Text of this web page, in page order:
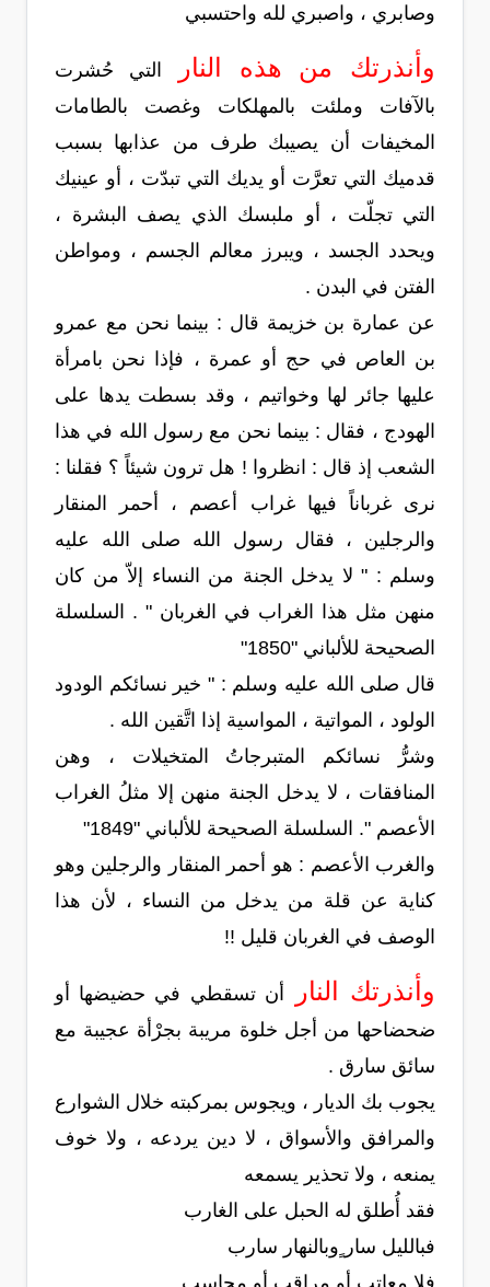
وصابري ، واصبري لله واحتسبي
وأنذرتك من هذه النار
التي حُشرت
بالآفات وملئت بالمهلكات وغصت بالطامات
المخيفات أن يصيبك طرف من عذابها بسبب
قدميك التي تعرَّت أو يديك التي تبدّت ، أو عينيك
التي تجلّت ، أو ملبسك الذي يصف البشرة ،
ويحدد الجسد ، ويبرز معالم الجسم ، ومواطن
الفتن في البدن .
عن عمارة بن خزيمة قال : بينما نحن مع عمرو
بن العاص في حج أو عمرة ، فإذا نحن بامرأة
عليها جائر لها وخواتيم ، وقد بسطت يدها على
الهودج ، فقال : بينما نحن مع رسول الله في هذا
الشعب إذ قال : انظروا ! هل ترون شيئاً ؟ فقلنا :
نرى غرباناً فيها غراب أعصم ، أحمر المنقار
والرجلين ، فقال رسول الله صلى الله عليه
وسلم : " لا يدخل الجنة من النساء إلاّ من كان
منهن مثل هذا الغراب في الغربان " . السلسلة
الصحيحة للألباني "1850"
قال صلى الله عليه وسلم : " خير نسائكم الودود
الولود ، المواتية ، المواسية إذا اتَّقين الله .
وشرُّ نسائكم المتبرجاتُ المتخيلات ، وهن
المنافقات ، لا يدخل الجنة منهن إلا مثلُ الغراب
الأعصم ". السلسلة الصحيحة للألباني "1849"
والغرب الأعصم : هو أحمر المنقار والرجلين وهو
كناية عن قلة من يدخل من النساء ، لأن هذا
الوصف في الغربان قليل !!
وأنذرتك النار
أن تسقطي في حضيضها أو
ضحضاحها من أجل خلوة مريبة بجرْأة عجيبة مع
سائق سارق .
يجوب بك الديار ، ويجوس بمركبته خلال الشوارع
والمرافق والأسواق ، لا دين يردعه ، ولا خوف
يمنعه ، ولا تحذير يسمعه
فقد أُطلق له الحبل على الغارب
فبالليل سار ٍوبالنهار سارب